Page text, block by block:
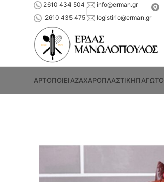
2610 434 504
2610 435 475
info@erman.gr
logistirio@erman.gr
ΑΡΤΟΠΟΙΕΙΑΖΑΧΑΡΟΠΛΑΣΤΙΚΗΠΑΓΩΤΟ